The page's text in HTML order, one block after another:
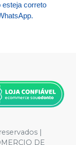
esteja correto
|
DE